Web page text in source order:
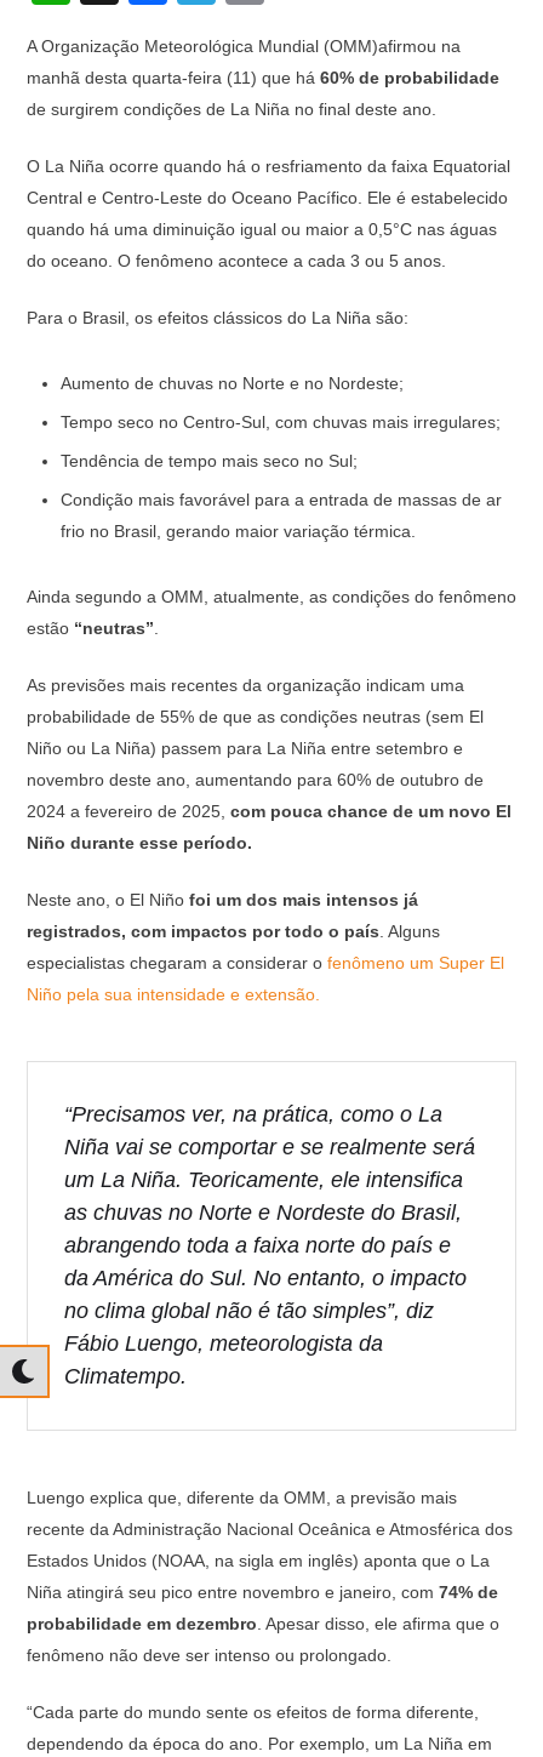
at
s
p
p
c
e
o
o
k
e
gr
m
p
y
n
k
A Organização Meteorológica Mundial (OMM)afirmou na
manhã desta quarta-feira (11) que há 60% de probabilidade
de surgirem condições de La Niña no final deste ano.
O La Niña ocorre quando há o resfriamento da faixa Equatorial
Central e Centro-Leste do Oceano Pacífico. Ele é estabelecido
quando há uma diminuição igual ou maior a 0,5°C nas águas
do oceano. O fenômeno acontece a cada 3 ou 5 anos.
Para o Brasil, os efeitos clássicos do La Niña são:
Aumento de chuvas no Norte e no Nordeste;
Tempo seco no Centro-Sul, com chuvas mais irregulares;
Tendência de tempo mais seco no Sul;
Condição mais favorável para a entrada de massas de ar
frio no Brasil, gerando maior variação térmica.
Ainda segundo a OMM, atualmente, as condições do fenômeno
estão “neutras”.
As previsões mais recentes da organização indicam uma
probabilidade de 55% de que as condições neutras (sem El
Niño ou La Niña) passem para La Niña entre setembro e
novembro deste ano, aumentando para 60% de outubro de
2024 a fevereiro de 2025, com pouca chance de um novo El
Niño durante esse período.
Neste ano, o El Niño foi um dos mais intensos já
registrados, com impactos por todo o país. Alguns
especialistas chegaram a considerar o fenômeno um Super El
Niño pela sua intensidade e extensão.
“Precisamos ver, na prática, como o La
Niña vai se comportar e se realmente será
um La Niña. Teoricamente, ele intensifica
as chuvas no Norte e Nordeste do Brasil,
abrangendo toda a faixa norte do país e
da América do Sul. No entanto, o impacto
no clima global não é tão simples”, diz
Fábio Luengo, meteorologista da
Climatempo.
Luengo explica que, diferente da OMM, a previsão mais
recente da Administração Nacional Oceânica e Atmosférica dos
Estados Unidos (NOAA, na sigla em inglês) aponta que o La
Niña atingirá seu pico entre novembro e janeiro, com 74% de
probabilidade em dezembro. Apesar disso, ele afirma que o
fenômeno não deve ser intenso ou prolongado.
“Cada parte do mundo sente os efeitos de forma diferente,
dependendo da época do ano. Por exemplo, um La Niña em